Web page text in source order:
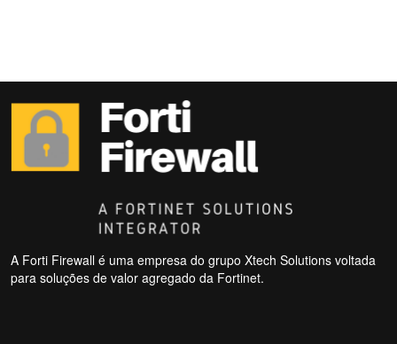
A Forti Firewall é uma empresa do grupo Xtech Solutions voltada
para soluções de valor agregado da Fortinet.